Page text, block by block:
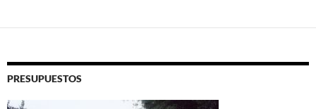
PRESUPUESTOS